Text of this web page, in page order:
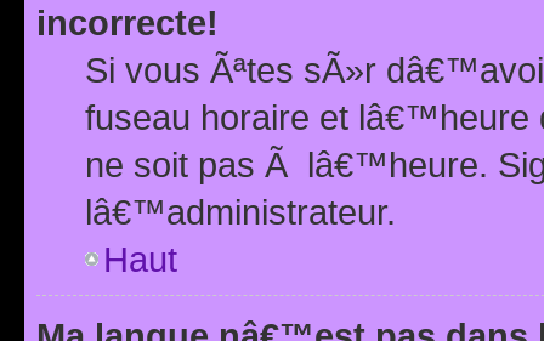
incorrecte!
Si vous Ãªtes sÃ»r
fuseau horaire et
ne soit pas Ã lâ€™heure.
lâ€™administrateur.
Haut